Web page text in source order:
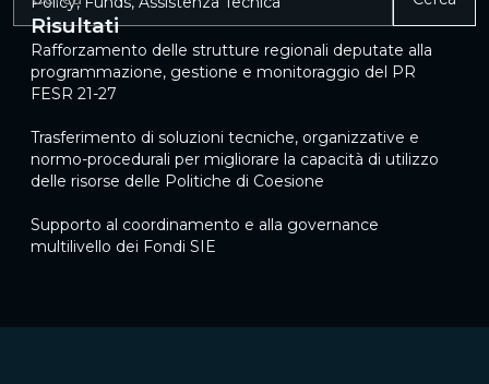
Risultati
Rafforzamento delle strutture regionali deputate alla
programmazione, gestione e monitoraggio del PR
FESR 21-27
Trasferimento di soluzioni tecniche, organizzative e
normo-procedurali per migliorare la capacità di utilizzo
delle risorse delle Politiche di Coesione
Supporto al coordinamento e alla governance
multilivello dei Fondi SIE